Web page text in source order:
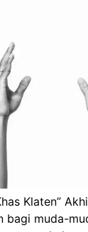
Klaten”
bagi muda-